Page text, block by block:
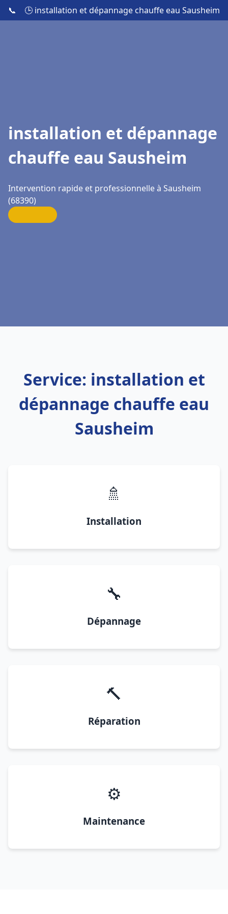
📞 🕒 installation et dépannage chauffe eau Sausheim
installation et dépannage
chauffe eau Sausheim
Intervention rapide et professionnelle à Sausheim
(68390)
Service: installation et
dépannage chauffe eau
Sausheim
🚿
Installation
🔧
Dépannage
🔨
Réparation
⚙️
Maintenance